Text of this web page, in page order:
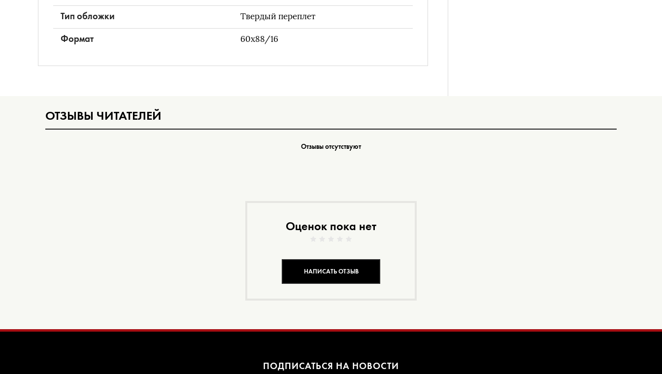
Тип обложки Твердый переплет
Формат 60х88/16
ОТЗЫВЫ ЧИТАТЕЛЕЙ
Отзывы отсутствуют
Оценок пока нет
НАПИСАТЬ ОТЗЫВ
ПОДПИСАТЬСЯ НА НОВОСТИ